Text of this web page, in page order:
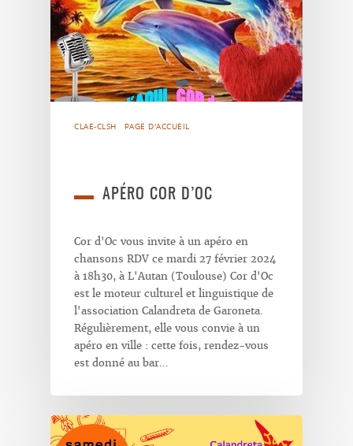
CLAE-CLSH PAGE D'ACCUEIL
APÉRO COR D’OC
Cor d'Oc vous invite à un apéro en
chansons RDV ce mardi 27 février 2024
à 18h30, à L'Autan (Toulouse) Cor d'Oc
est le moteur culturel et linguistique de
l'association Calandreta de Garoneta.
Régulièrement, elle vous convie à un
apéro en ville : cette fois, rendez-vous
est donné au bar…